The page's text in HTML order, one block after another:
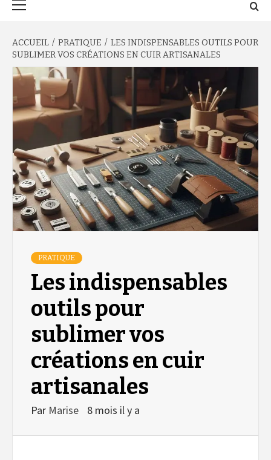
ACCUEIL PRATIQUE
LES INDISPENSABLES OUTILS POUR
SUBLIMER VOS CRÉATIONS EN CUIR ARTISANALES
PRATIQUE
Les indispensables
outils pour
sublimer vos
créations en cuir
artisanales
Par Marise 8 mois il y a